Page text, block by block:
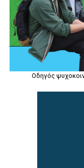
Οδηγός